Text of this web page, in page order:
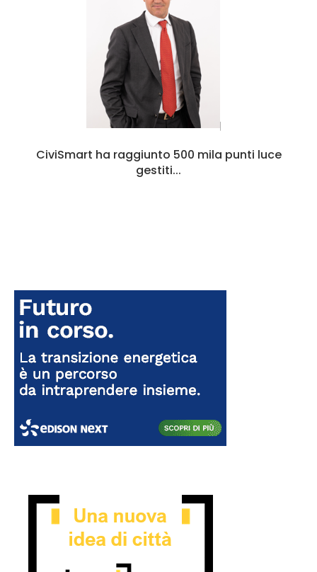
CiviSmart ha raggiunto 500 mila punti luce
gestiti...